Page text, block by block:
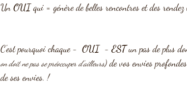
Un OUI qui = génère de belles rencontres et des
C'est pourquoi chaque - OUI - EST un pas de plus
on doit ne pas se préoccuper d'ailleurs) de vos envies
de ses envies. !